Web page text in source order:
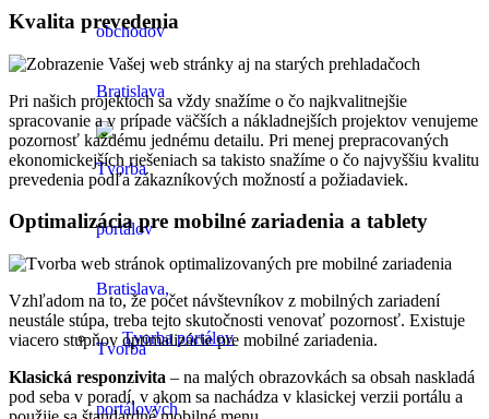
Tvorba portálov
Kvalita prevedenia
Pri našich projektoch sa vždy snažíme o čo najkvalitnejšie
spracovanie a v prípade väčších a nákladnejších projektov venujeme
pozornosť každému jednému detailu. Pri menej prepracovaných
ekonomickejších riešeniach sa takisto snažíme o čo najvyššiu kvalitu
prevedenia podľa zákazníkových možností a požiadaviek.
Optimalizácia pre mobilné zariadenia a tablety
Vzhľadom na to, že počet návštevníkov z mobilných zariadení
neustále stúpa, treba tejto skutočnosti venovať pozornosť. Existuje
viacero stupňov optimalizácie pre mobilné zariadenia.
Klasická responzivita – na malých obrazovkách sa obsah naskladá
pod seba v poradí, v akom sa nachádza v klasickej verzii portálu a